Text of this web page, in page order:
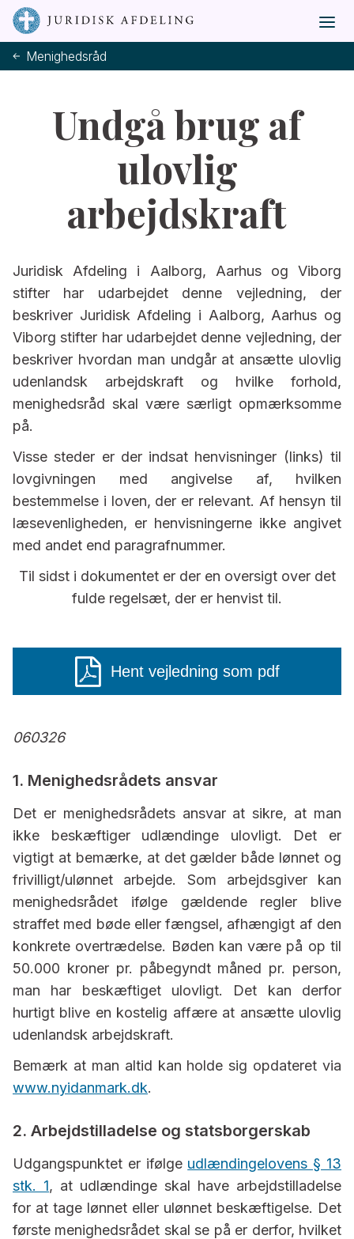
Menighedsråd
Undgå brug af
ulovlig
arbejdskraft
Juridisk Afdeling i Aalborg, Aarhus og Viborg
stifter har udarbejdet denne vejledning, der
beskriver Juridisk Afdeling i Aalborg, Aarhus og
Viborg stifter har udarbejdet denne vejledning, der
beskriver hvordan man undgår at ansætte ulovlig
udenlandsk arbejdskraft og hvilke forhold,
menighedsråd skal være særligt opmærksomme
på.
Visse steder er der indsat henvisninger (links) til
lovgivningen med angivelse af, hvilken
bestemmelse i loven, der er relevant. Af hensyn til
læsevenligheden, er henvisningerne ikke angivet
med andet end paragrafnummer.
Til sidst i dokumentet er der en oversigt over det
fulde regelsæt, der er henvist til.
Hent vejledning som pdf
060326
1. Menighedsrådets ansvar
Det er menighedsrådets ansvar at sikre, at man
ikke beskæftiger udlændinge ulovligt. Det er
vigtigt at bemærke, at det gælder både lønnet og
frivilligt/ulønnet arbejde. Som arbejdsgiver kan
menighedsrådet ifølge gældende regler blive
straffet med bøde eller fængsel, afhængigt af den
konkrete overtrædelse. Bøden kan være på op til
50.000 kroner pr. påbegyndt måned pr. person,
man har beskæftiget ulovligt. Det kan derfor
hurtigt blive en kostelig affære at ansætte ulovlig
udenlandsk arbejdskraft.
Bemærk at man altid kan holde sig opdateret via
www.nyidanmark.dk.
2. Arbejdstilladelse og statsborgerskab
Udgangspunktet er ifølge udlændingelovens § 13
stk. 1, at udlændinge skal have arbejdstilladelse
for at tage lønnet eller ulønnet beskæftigelse. Det
første menighedsrådet skal se på er derfor, hvilket